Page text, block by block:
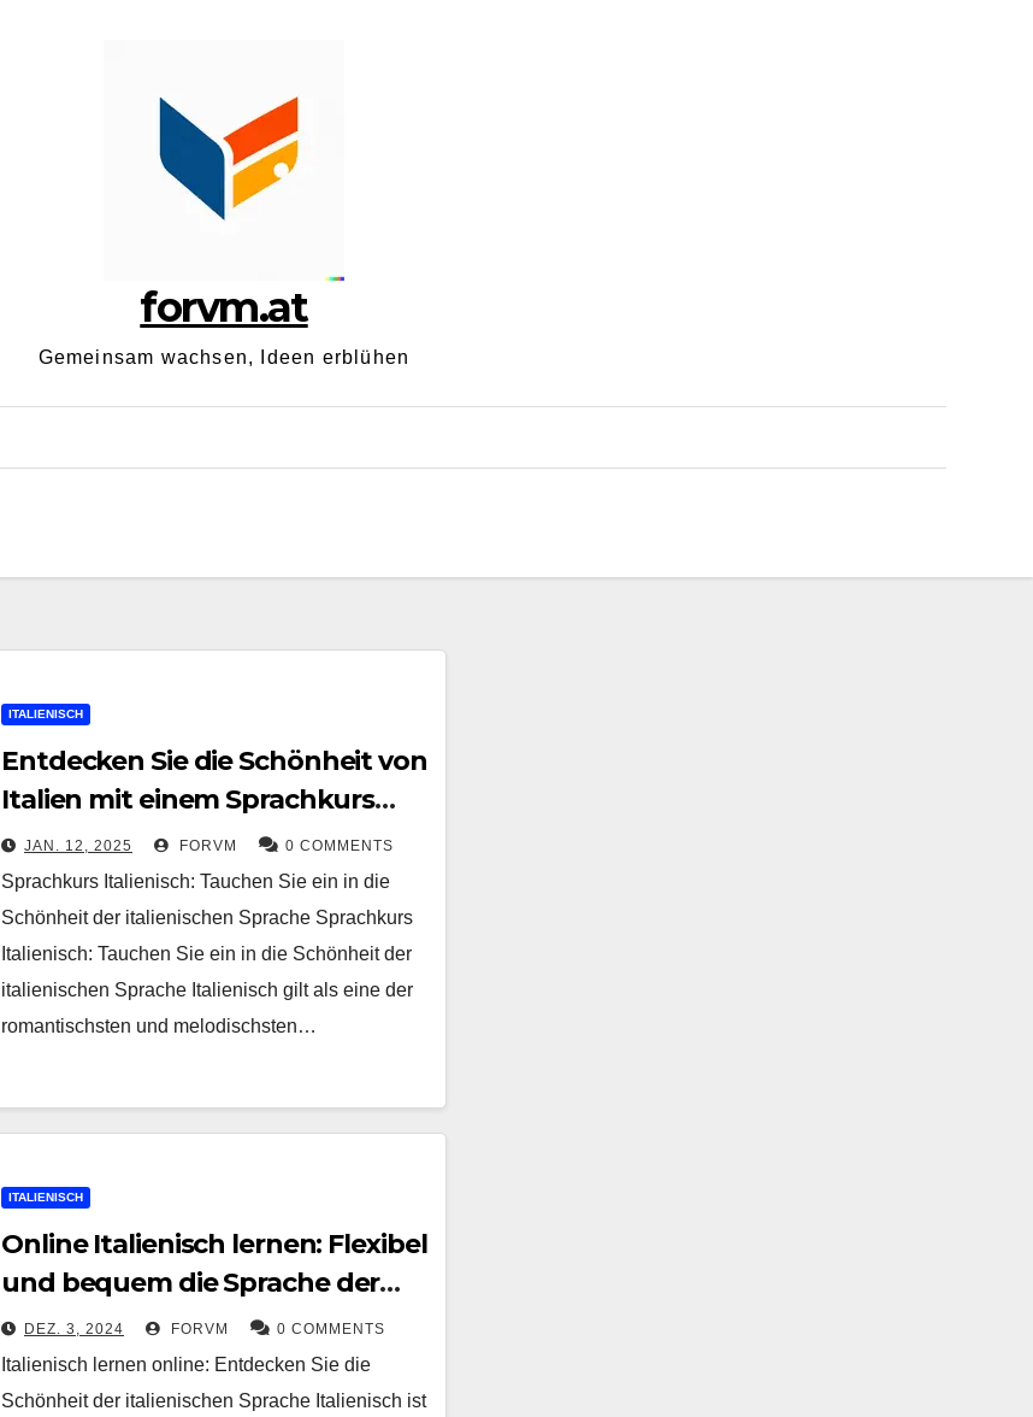
forvm.at
Gemeinsam wachsen, Ideen erblühen
ITALIENISCH
Entdecken Sie die Schönheit von
Italien mit einem Sprachkurs
Italienisch
JAN. 12, 2025 FORVM 0 COMMENTS
Sprachkurs Italienisch: Tauchen Sie ein in die
Schönheit der italienischen Sprache Sprachkurs
Italienisch: Tauchen Sie ein in die Schönheit der
italienischen Sprache Italienisch gilt als eine der
romantischsten und melodischsten…
ITALIENISCH
Online Italienisch lernen: Flexibel
und bequem die Sprache der
Liebe entdecken
DEZ. 3, 2024 FORVM 0 COMMENTS
Italienisch lernen online: Entdecken Sie die
Schönheit der italienischen Sprache Italienisch ist